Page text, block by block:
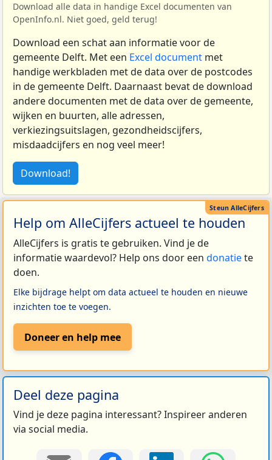
Download alle data in handige Excel documenten van
OpenInfo.nl. Niet goed, geld terug!
Download een schat aan informatie voor de
gemeente Delft. Met een Excel document met
handige werkbladen met de data over de postcodes
in de gemeente Delft. Daarnaast bevat de download
andere documenten met de data over de gemeente,
wijken en buurten, alle adressen,
verkiezingsuitslagen, gezondheidscijfers,
misdaadcijfers en nog veel meer!
Download!
Help om AlleCijfers actueel te houden
AlleCijfers is gratis te gebruiken. Vind je de
informatie waardevol? Help ons door een donatiete
doen.
Elke bijdrage helpt om data actueel te houden en nieuwe
inzichten toe te voegen.
Doneer en help mee
Deel deze pagina
Vind je deze pagina interessant? Inspireer anderen
via social media.